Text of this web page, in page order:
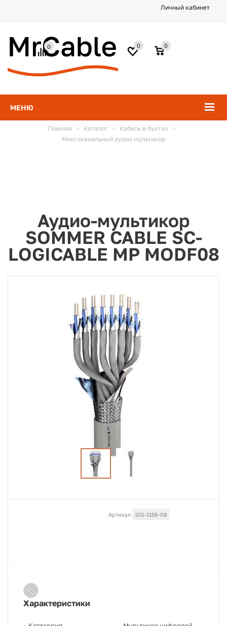
Личный кабинет
МЕНЮ
0
0
0
Главная - Каталог - Кабель в бухтах
-
Многоканальный аудио мультикор
Аудио-мультикор
SOMMER CABLE SC-
LOGICABLE MP MODF08
Артикул 100-1156-08
Характеристики